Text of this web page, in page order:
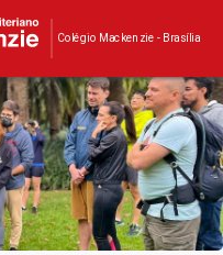
Colégio Mackenzie - Brasília